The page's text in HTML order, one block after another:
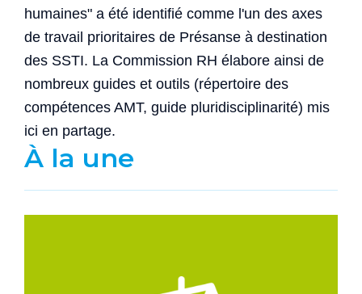
humaines" a été identifié comme l'un des axes
de travail prioritaires de Présanse à destination
des SSTI. La Commission RH élabore ainsi de
nombreux guides et outils (répertoire des
compétences AMT, guide pluridisciplinarité) mis
ici en partage.
À la une